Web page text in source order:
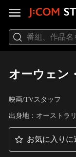
オーウェン
映画/TVスタッフ
出身地：オーストラ
お気に入りに